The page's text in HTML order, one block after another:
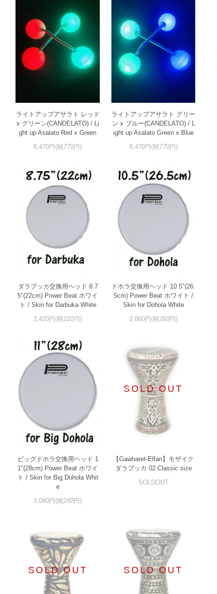
ライトアップアサラト レッド
x グリーン(CANDELATO) / Li
ght up Asalato Red x Green
8,470円(税770円)
ライトアップアサラト グリー
ン x ブルー(CANDELATO) / L
ight up Asalato Green x Blue
8,470円(税770円)
ダラブッカ交換用ヘッド 8.7
5"(22cm) Power Beat ホワイ
ト / Skin for Darbuka White
2,420円(税220円)
ドホラ交換用ヘッド 10.5"(26.
5cm) Power Beat ホワイト /
Skin for Dohola White
2,860円(税260円)
ビッグドホラ交換用ヘッド 1
1"(28cm) Power Beat ホワイ
ト / Skin for Big Dohola Whit
e
3,080円(税280円)
SOLD OUT
【Gawharet-Elfan】モザイク
ダラブッカ 02 Classic size
SOLDOUT
SOLD OUT SOLD OUT